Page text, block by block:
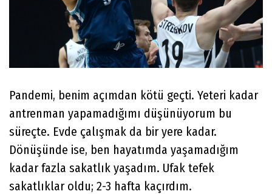
Pandemi, benim açımdan kötü geçti. Yeteri kadar
antrenman yapamadığımı düşünüyorum bu
süreçte. Evde çalışmak da bir yere kadar.
Dönüşünde ise, ben hayatımda yaşamadığım
kadar fazla sakatlık yaşadım. Ufak tefek
sakatlıklar oldu; 2-3 hafta kaçırdım.